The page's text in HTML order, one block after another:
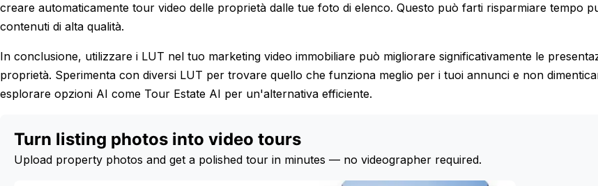
creare automaticamente tour video delle proprietà dalle tue foto di elenco. Questo può farti risparmiare tempo
contenuti di alta qualità.
In conclusione, utilizzare i LUT nel tuo marketing video immobiliare può migliorare significativamente le
proprietà. Sperimenta con diversi LUT per trovare quello che funziona meglio per i tuoi annunci e non
esplorare opzioni AI come Tour Estate AI per un'alternativa efficiente.
Turn listing photos into video tours
Upload property photos and get a polished tour in minutes — no videographer required.